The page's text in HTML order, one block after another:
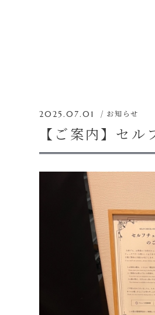
2025.07.01 お知らせ
【ご案内】セ